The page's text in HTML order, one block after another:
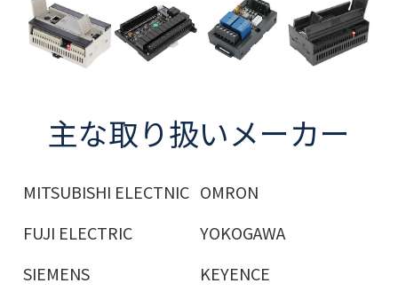
主な取り扱いメーカー
MITSUBISHI ELECTNIC OMRON
FUJI ELECTRIC
YOKOGAWA
SIEMENS
KEYENCE